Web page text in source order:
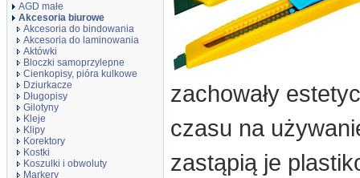
AGD małe
Akcesoria biurowe
Akcesoria do bindowania
Akcesoria do laminowania
Aktówki
Bloczki samoprzylepne
Cienkopisy, pióra kulkowe
Dziurkacze
Długopisy
Gilotyny
Kleje
Klipy
Korektory
Kostki
Koszulki i obwoluty
Markery
zachowały
czasu na
zastąpią je